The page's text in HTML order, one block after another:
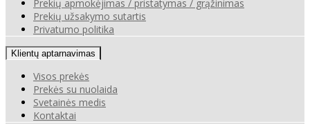
Prekių apmokėjimas / pristatymas / grąžinimas
Prekių užsakymo sutartis
Privatumo politika
Klientų aptarnavimas
Visos prekės
Prekės su nuolaida
Svetainės medis
Kontaktai